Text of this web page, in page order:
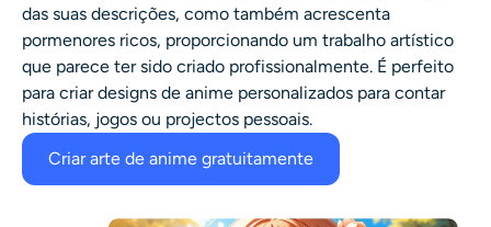
das suas descrições, como também acrescenta
pormenores ricos, proporcionando um trabalho artístico
que parece ter sido criado profissionalmente. É perfeito
para criar designs de anime personalizados para contar
histórias, jogos ou projectos pessoais.
Criar arte de anime gratuitamente